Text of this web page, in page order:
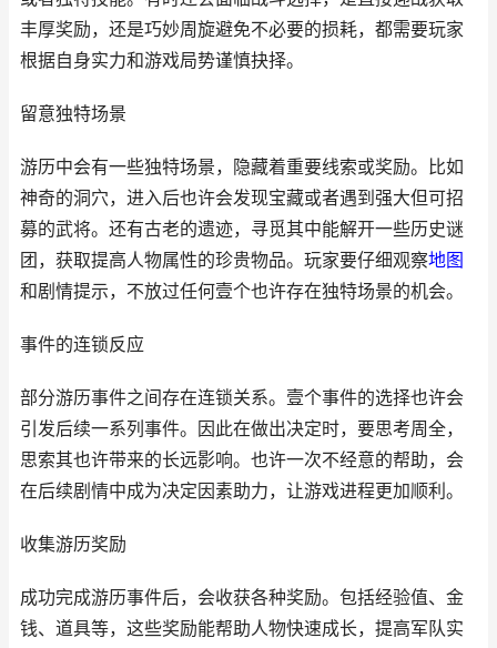
丰厚奖励，还是巧妙周旋避免不必要的损耗，都需要玩家
根据自身实力和游戏局势谨慎抉择。
留意独特场景
游历中会有一些独特场景，隐藏着重要线索或奖励。比如
神奇的洞穴，进入后也许会发现宝藏或者遇到强大但可招
募的武将。还有古老的遗迹，寻觅其中能解开一些历史谜
团，获取提高人物属性的珍贵物品。玩家要仔细观察地图
和剧情提示，不放过任何壹个也许存在独特场景的机会。
事件的连锁反应
部分游历事件之间存在连锁关系。壹个事件的选择也许会
引发后续一系列事件。因此在做出决定时，要思考周全，
思索其也许带来的长远影响。也许一次不经意的帮助，会
在后续剧情中成为决定因素助力，让游戏进程更加顺利。
收集游历奖励
成功完成游历事件后，会收获各种奖励。包括经验值、金
钱、道具等，这些奖励能帮助人物快速成长，提高军队实